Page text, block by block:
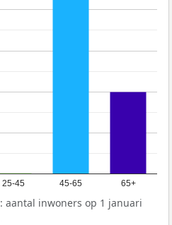
25-45 45-65 65+
aantal inwoners op 1 januari